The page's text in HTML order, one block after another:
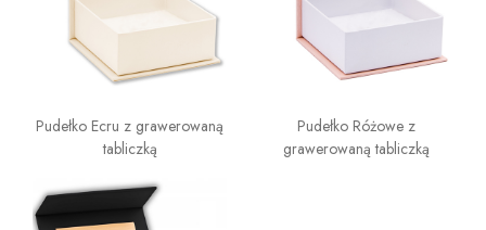
Pudełko Ecru z grawerowaną
tabliczką
Pudełko Różowe z
grawerowaną tabliczką